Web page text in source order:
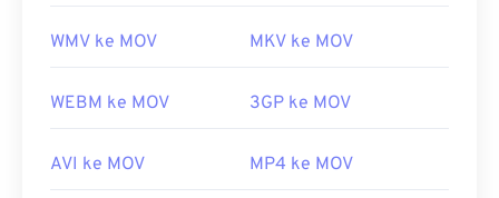
WMV ke MOV MKV ke MOV
WEBM ke MOV 3GP ke MOV
AVI ke MOV MP4 ke MOV